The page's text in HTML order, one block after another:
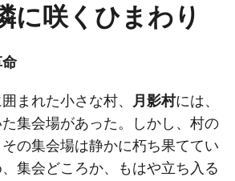
に咲くひまわり
まれた小さな村、 月影村には、
集会場があった。しかし、村の
の集会場は静かに朽ち果ててい
集会どころか、もはや立ち入る